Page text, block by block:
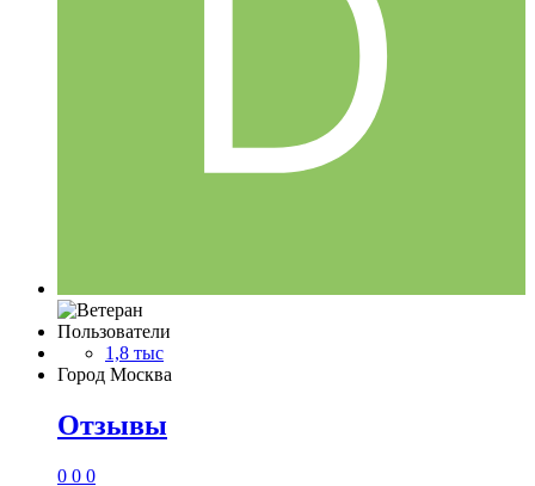
Пользователи
1,8 тыс
Город Москва
Отзывы
0 0 0